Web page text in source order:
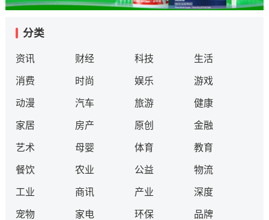
分类
资讯 财经 科技 生活
消费 时尚 娱乐 游戏
动漫 汽车 旅游 健康
家居 房产 原创 金融
艺术 母婴 体育 教育
餐饮 农业 公益 物流
工业 商讯 产业 深度
宠物 家电 环保 品牌